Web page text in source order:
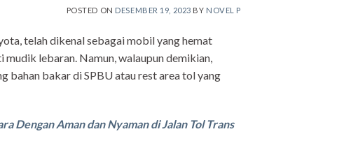
POSTED ON DESEMBER 19, 2023 BY NOVEL P
telah dikenal sebagai mobil yang hemat
lebaran. Namun, walaupun demikian,
bahan bakar di SPBU atau rest area tol yang
Dengan Aman dan Nyaman di Jalan Tol Trans